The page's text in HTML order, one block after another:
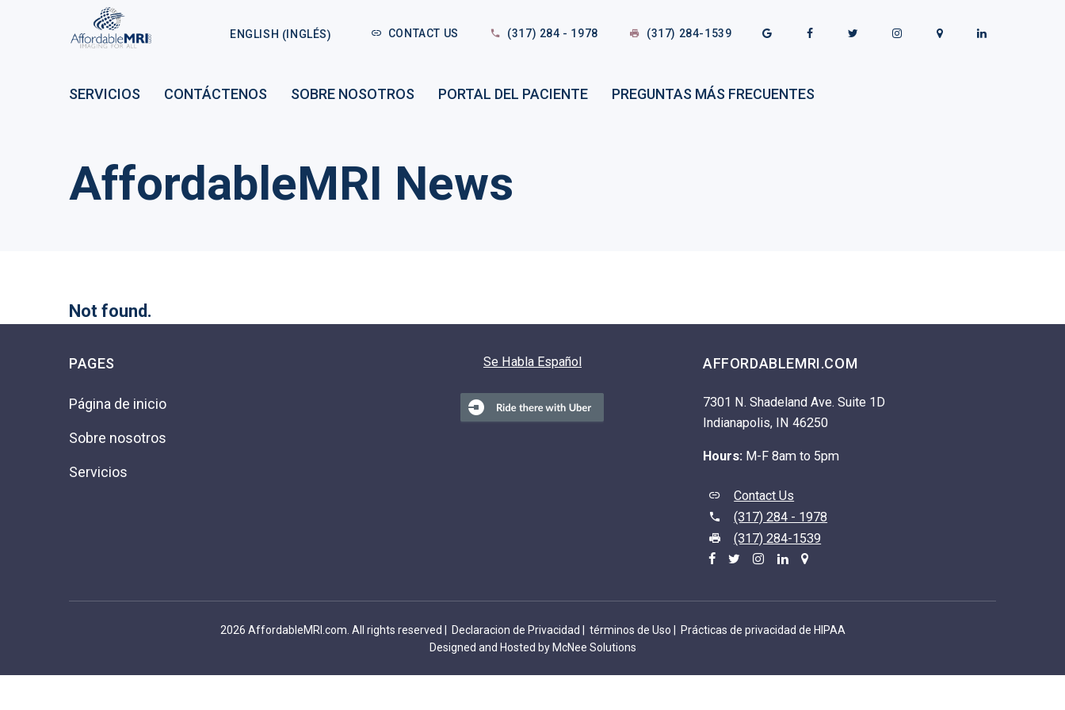
ENGLISH ( INGLÉS) CONTACT US (317) 284 - 1978 (317) 284-1539
SERVICIOS CONTÁCTENOS SOBRE NOSOTROS PORTAL DEL PACIENTE PREGUNTAS MÁS FRECUENTES
AffordableMRI News
Not found.
PAGES
Página de inicio
Sobre nosotros
Servicios
Se Habla Español AFFORDABLEMRI.COM
7301 N. Shadeland Ave. Suite 1D
Indianapolis, IN 46250
Hours:M-F 8am to 5pm
Contact Us
(317) 284 - 1978
(317) 284-1539
2026 AffordableMRI.com. All rights reserved | Declaracion de Privacidad términos de Uso
Prácticas de privacidad de HIPAA
Designed and Hosted by McNee Solutions